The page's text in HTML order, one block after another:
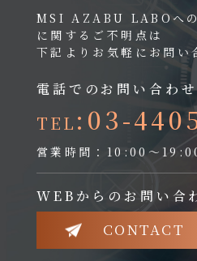
MSI AZABU LABOへ
に関するご不明点は
下記よりお気軽にお問い
電話でのお問い合わせ
TEL :03-
営業時間：10:00～
WEBからのお問い合
CONTACT